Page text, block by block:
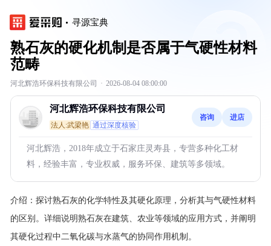
寻源宝典
熟石灰的硬化机制是否属于气硬性材料
范畴
河北辉浩环保科技有限公司 · 2026-08-04 08:00:00
河北辉浩环保科技有限公司
法人:武梁艳 通过深度核验
咨询 进店
河北辉浩，2018年成立于石家庄灵寿县，专营多种化工材
料，经验丰富，专业权威，服务环保、建筑等多领域。
介绍： 探讨熟石灰的化学特性及其硬化原理，分析其与气硬性材料
的区别。详细说明熟石灰在建筑、农业等领域的应用方式，并阐明
其硬化过程中二氧化碳与水蒸气的协同作用机制。